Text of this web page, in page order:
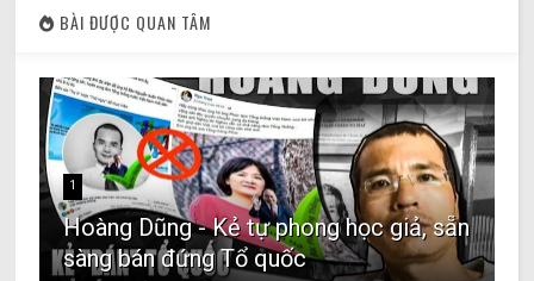
BÀI ĐƯỢC QUAN TÂM
1
Hoàng Dũng - Kẻ tự phong học giả, sẵn
sàng bán đứng Tổ quốc